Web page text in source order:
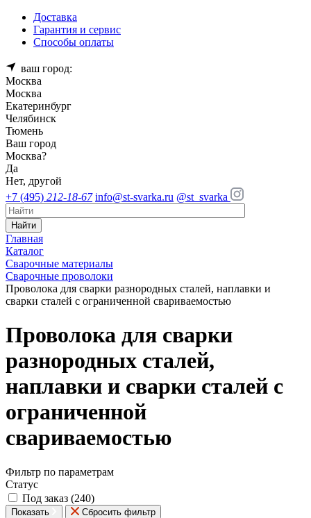
Доставка
Гарантия и сервис
Способы оплаты
ваш город:
Москва
Москва
Екатеринбург
Челябинск
Тюмень
Ваш город
Москва?
Да
Нет, другой
+7 (495) 212-18-67 info@st-svarka.ru @st_svarka
Найти
Главная
Каталог
Сварочные материалы
Сварочные проволоки
Проволока для сварки разнородных сталей, наплавки и
сварки сталей с ограниченной свариваемостью
Проволока для сварки
разнородных сталей,
наплавки и сварки сталей с
ограниченной
свариваемостью
Фильтр по параметрам
Статус
Под заказ (240)
Показать Сбросить фильтр